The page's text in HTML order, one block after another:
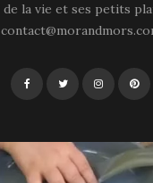
de la vie et ses petits